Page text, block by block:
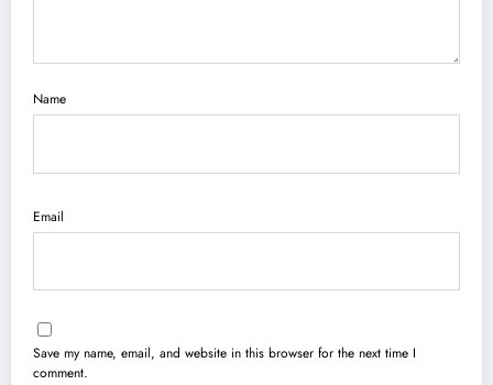
Name
Email
Save my name, email, and website in this browser for the next time I
comment.